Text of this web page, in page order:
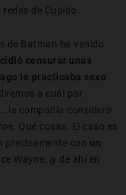
de Cupido.
de Batman ha venido
censurar unas
le practicaba sexo
diremos a cuál por
la compañía consideró
Qué cosas. El caso es
precisamente con un
Wayne, ¡y de ahí en